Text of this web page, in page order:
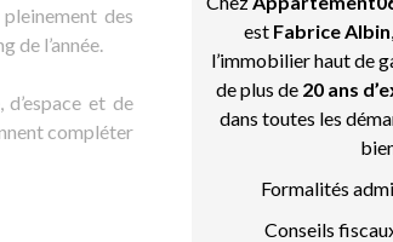
des
de l’année.
et de
compléter
est Fabrice Albin
l’immobilier haut de
de plus de 20 ans
dans toutes les
Formalités
Conseils